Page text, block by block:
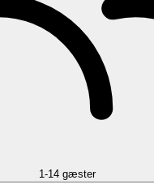
1-14 gæster